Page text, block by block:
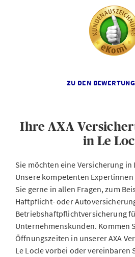
ZU DEN
Ihre AXA
in Le
Sie möchten eine Versicherung in
Unsere kompetenten
Sie gerne in allen Fragen, zum
Haftpflicht- oder
Betriebshaftpflichtversicherung
Unternehmenskunden. Kommen
Öffnungszeiten in unserer AXA
Le Locle vorbei oder vereinbaren